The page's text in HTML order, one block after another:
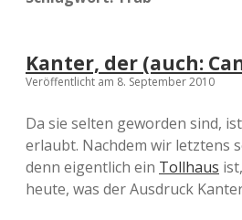
Kanter, der (auch:
Veröffentlicht am 8. September 2010
Da sie selten geworden sind,
erlaubt. Nachdem wir letztens
denn eigentlich ein Tollhaus
heute, was der Ausdruck